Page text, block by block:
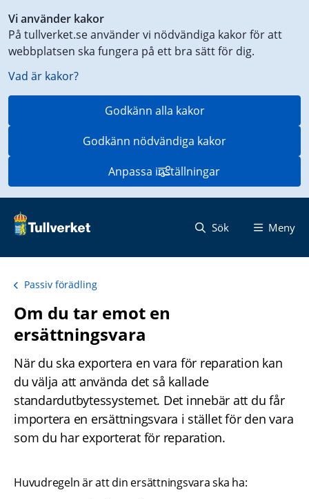
Vi använder kakor
På tullverket.se använder vi nödvändiga kakor för att
webbplatsen ska fungera på ett bra sätt för dig.
Vad är kakor?
Godkänn alla kakor
Godkänn nödvändiga kakor
Anpassa inställningar
till
innehåll
på
aktuell
Sök Meny
Passiv förädling
Om du tar emot en
ersättningsvara
När du ska exportera en vara för reparation kan
du välja att använda det så kallade
standardutbytessystemet. Det innebär att du får
importera en ersättningsvara i stället för den vara
som du har exporterat för reparation.
Huvudregeln är att din ersättningsvara ska ha: